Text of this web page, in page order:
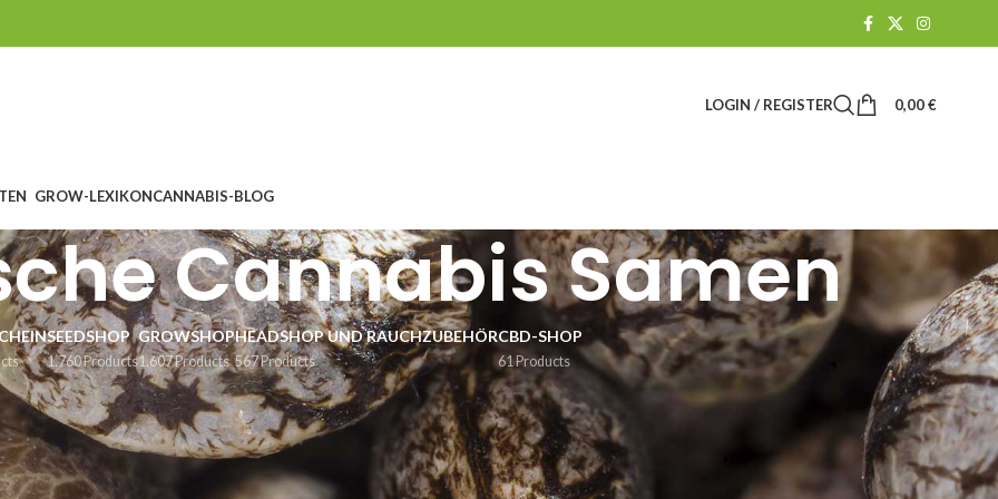
LOGIN / REGISTER 0,00€
GROW-LEXIKONCANNABIS-BLOG
Cannabis Samen
SEEDSHOP
1.760 Products
GROWSHOP
1.607 Products
HEADSHOP UND RAUCHZUBEHÖR
567 Products
CBD-SHOP
61 Products
Cannabissamen
hat die Forschung belegt, was die Menscheit schon lange weiß und gezeigt, dass Cannabis eine der wertvollsten medizinischen
die bei vielen Erkrankungen erstaunliche Verbesserungen und Linderung erreichen kann. In Abhängigkeit vom individuellen